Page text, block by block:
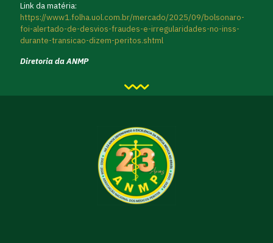
Link da matéria:
https://www1.folha.uol.com.br/mercado/2025/09/bolsonaro-
foi-alertado-de-desvios-fraudes-e-irregularidades-no-inss-
durante-transicao-dizem-peritos.shtml
Diretoria da ANMP